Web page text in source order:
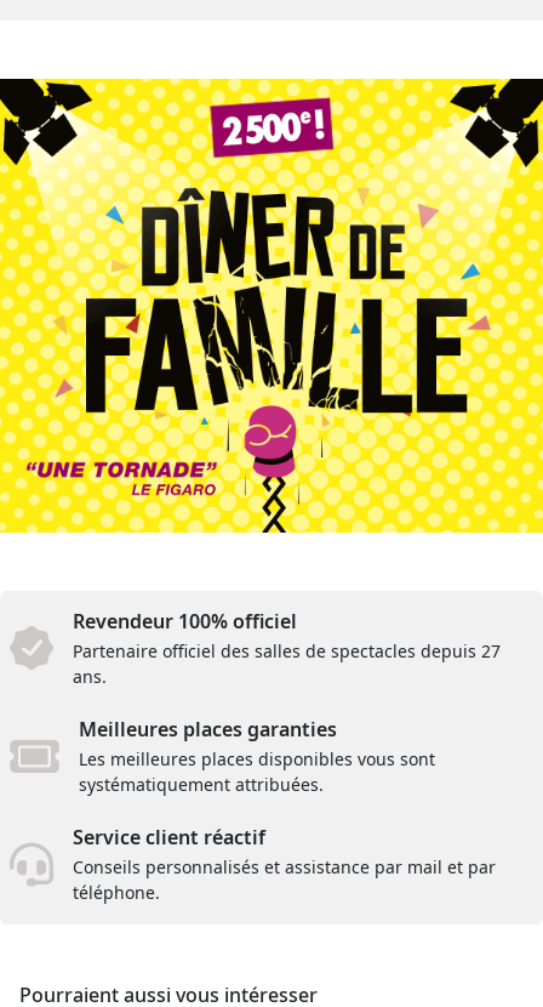
Revendeur 100% officiel
Partenaire officiel des salles de spectacles depuis 27
ans.
Meilleures places garanties
Les meilleures places disponibles vous sont
systématiquement attribuées.
Service client réactif
Conseils personnalisés et assistance par mail et par
téléphone.
Pourraient aussi vous intéresser